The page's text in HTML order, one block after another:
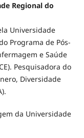
Regional do
Universidade
Programa de Pós-
e Saúde
Pesquisadora do
Diversidade
da Universidade